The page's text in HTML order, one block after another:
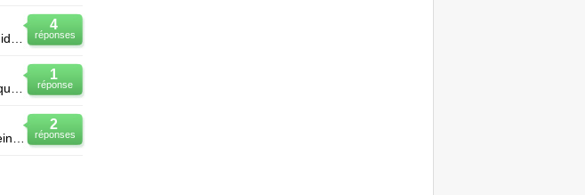
4
réponses
1
réponse
2
réponses